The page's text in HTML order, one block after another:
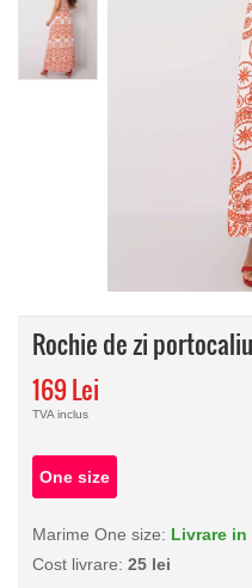
Rochie de zi portocaliu
169 Lei
TVA inclus
One size
Marime One size: Livrare in
Cost livrare: 25 lei